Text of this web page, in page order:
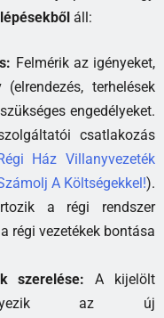
lépésekből áll:
Felmérik az igényeket,
terhelések
engedélyeket.
csatlakozás
Ház Villanyvezeték
A Költségekkel!).
a régi rendszer
régi vezetékek bontása
szerelése: A kijelölt
az új